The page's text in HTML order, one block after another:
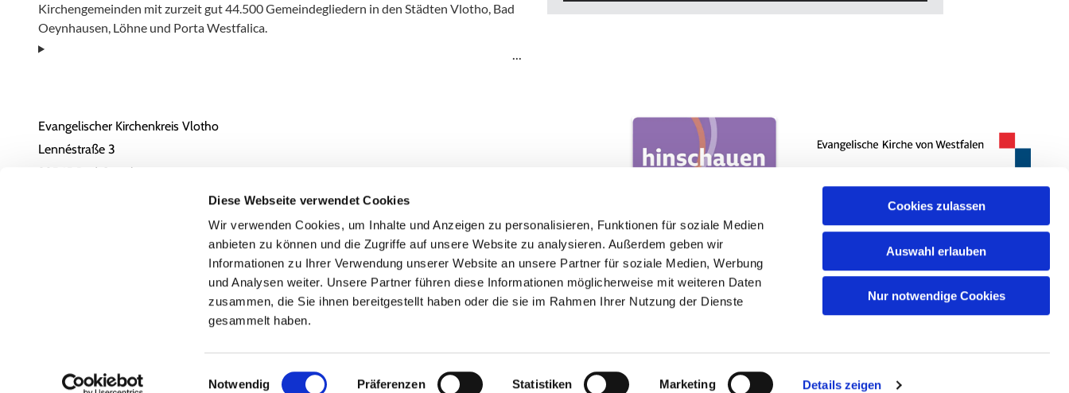
Diese Webseite verwendet Cookies
Wir verwenden Cookies, um Inhalte und Anzeigen zu personalisieren, Funktionen für soziale Medien
anbieten zu können und die Zugriffe auf unsere Website zu analysieren. Außerdem geben wir
Informationen zu Ihrer Verwendung unserer Website an unsere Partner für soziale Medien, Werbung
und Analysen weiter. Unsere Partner führen diese Informationen möglicherweise mit weiteren Daten
zusammen, die Sie ihnen bereitgestellt haben oder die sie im Rahmen Ihrer Nutzung der Dienste
gesammelt haben.
Einwilligungsauswahl
Notwendig Präferenzen Statistiken Marketing Details zeigen
Cookies zulassen
Auswahl erlauben
Nur notwendige Cookies
Kirchengemeinden mit zurzeit gut 44.500 Gemeindegliedern in den Städten Vlotho, Bad
Oeynhausen, Löhne und Porta Westfalica.
Evangelischer Kirchenkreis Vlotho
Lennéstraße 3
32545 Bad Oeynhausen